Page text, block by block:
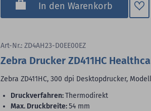
In den Warenkorb
Zum
Art-Nr.: ZD4AH23-D0EE00EZ
Zebra Drucker ZD411HC
Zebra ZD411HC, 300 dpi Desktopdrucker,
Druckverfahren:Thermodirekt
max. Druckbreite:54 mm